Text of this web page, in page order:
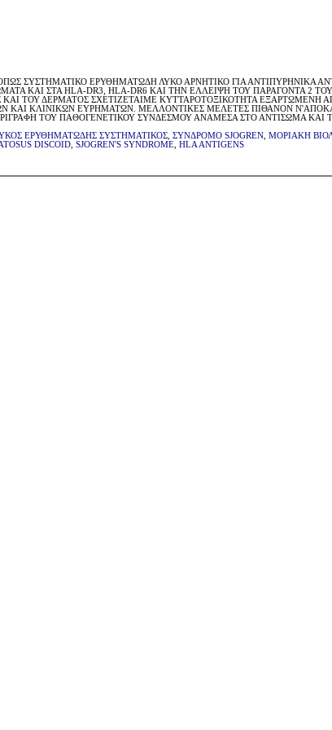
ΣΥΣΤΗΜΑΤΙΚΟ ΕΡΥΘΗΜΑΤΩΔΗ ΛΥΚΟ ΑΡΝΗΤΙΚΟ ΓΙΑ ΑΝΤΙΠΥΡΗΝΙΚΑ
ΚΑΙ ΣΤΑ HLA-DR3, HLA-DR6 ΚΑΙ ΤΗΝ ΕΛΛΕΙΨΗ ΤΟΥ ΠΑΡΑΓΟΝΤΑ 2
ΤΟΥ ΔΕΡΜΑΤΟΣ ΣΧΕΤΙΖΕΤΑΙΜΕ ΚΥΤΤΑΡΟΤΟΞΙΚΟΤΗΤΑ ΕΞΑΡΤΩΜΕΝΗ
ΚΑΙ ΚΛΙΝΙΚΩΝ ΕΥΡΗΜΑΤΩΝ. ΜΕΛΛΟΝΤΙΚΕΣ ΜΕΛΕΤΕΣ ΠΙΘΑΝΟΝ
ΤΟΥ ΠΑΘΟΓΕΝΕΤΙΚΟΥ ΣΥΝΔΕΣΜΟΥ ΑΝΑΜΕΣΑ ΣΤΟ ΑΝΤΙΣΩΜΑ
ΕΡΥΘΗΜΑΤΩΔΗΣ ΣΥΣΤΗΜΑΤΙΚΟΣ ΣΥΝΔΡΟΜΟ SJOGREN ΜΟΡΙΑΚΗ
DISCOID SJOGREN'S SYNDROME HLA ANTIGENS